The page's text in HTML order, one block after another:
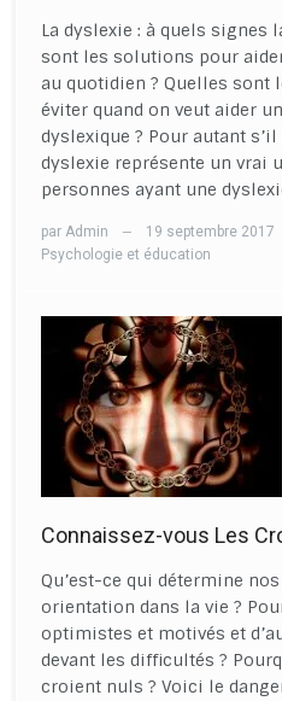
La dyslexie : à quels signes
sont les solutions pour
au quotidien ? Quelles sont
éviter quand on veut aider
dyslexique ? Pour autant
dyslexie représente un vrai
personnes ayant une
par Admin — 19 septembre 2017
Psychologie et éducation
Connaissez-vous Les
Qu’est-ce qui détermine
orientation dans la vie ?
optimistes et motivés et
devant les difficultés ?
croient nuls ? Voici le